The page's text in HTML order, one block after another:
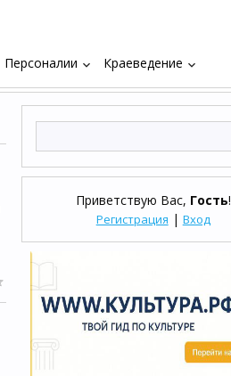
Персоналии keyboard_arrow_down Краеведение keyboard_arrow_down
Приветствую Вас, Гость!
Регистрация | Вход